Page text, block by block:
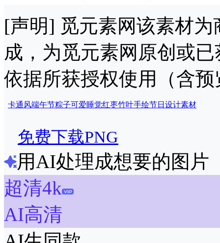
[声明] 觅元素网该素材
成，为觅元素网原创或
依据所获授权使用（含
卡通风端午节粽子可爱睡觉红枣竹叶手绘节日 设计素材
免费下载PNG
用AI处理成想要的图片
超清4k
AI高清